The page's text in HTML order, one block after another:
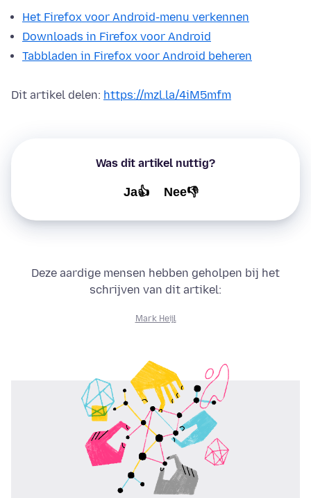
Het Firefox voor Android-menu verkennen
Downloads in Firefox voor Android
Tabbladen in Firefox voor Android beheren
Dit artikel delen: https://mzl.la/4iM5mfm
Was dit artikel nuttig?
Ja👍 Nee👎
Deze aardige mensen hebben geholpen bij het
schrijven van dit artikel:
Mark Heijl